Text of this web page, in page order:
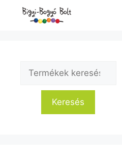
Kilépés
Keresés
következőre:
Keresés